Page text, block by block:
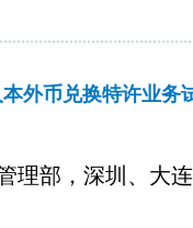
外币兑换特许业务
理部，深圳、大